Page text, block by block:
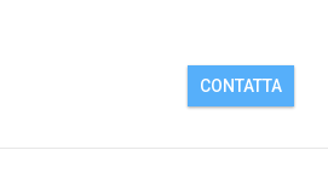
CONTATTA